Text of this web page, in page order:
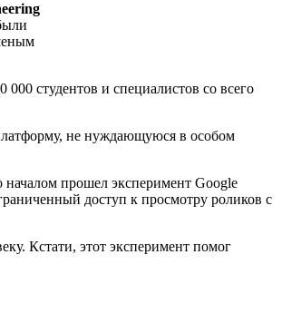
студентов и специалистов со всего
не нуждающуюся в особом
прошел эксперимент Google
доступ к просмотру роликов с
Кстати, этот эксперимент помог